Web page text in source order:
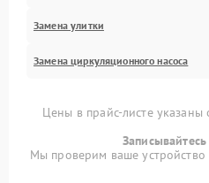
Замена улитки
Замена циркуляционного насоса
Цены в прайс-листе указаны
Мы проверим ваше